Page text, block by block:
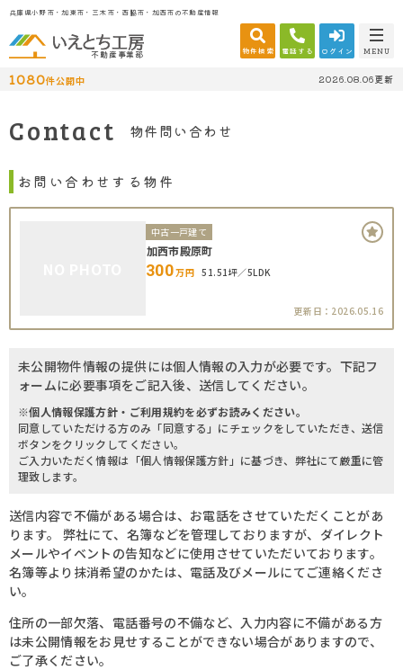
兵庫県小野市・加東市・三木市・西脇市・加西市の不動産情報
不動産事業部 物件検索 電話する ログイン MENU
1080件公開中 2026.08.06更新
Contact 物件問い合わせ
お問い合わせする物件
中古一戸建て
加西市殿原町
300万円 51.51坪 5LDK
更新日：2026.05.16
未公開物件情報の提供には個人情報の入力が必要です。下記フ
ォームに必要事項をご記入後、送信してください。
※個人情報保護方針・ご利用規約を必ずお読みください。
同意していただける方のみ「同意する」にチェックをしていただき、送信
ボタンをクリックしてください。
ご入力いただく情報は「個人情報保護方針」に基づき、弊社にて厳重に管
理致します。
送信内容で不備がある場合は、お電話をさせていただくことがあ
ります。 弊社にて、名簿などを管理しておりますが、ダイレクト
メールやイベントの告知などに使用させていただいております。
名簿等より抹消希望のかたは、電話及びメールにてご連絡くださ
い。
住所の一部欠落、電話番号の不備など、入力内容に不備がある方
は未公開情報をお見せすることができない場合がありますので、
ご了承ください。